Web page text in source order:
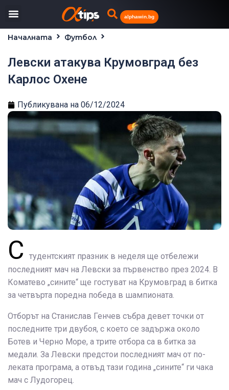
alphawin.bg
Началната
Футбол
Левски атакува Крумовград без
Карлос Охене
Публикувана на 06/12/2024
С
тудентският празник в неделя ще отбележи
последният мач на Левски за първенство през 2024. В
Коматево „сините“ ще гостуват на Крумовград в битка
за четвърта поредна победа в шампионата.
Отборът на Станислав Генчев събра девет точки от
последните три двубоя, с което се задържа около
Ботев и Черно Море, а трите отбора са в битка за
медали. За Левски предстои последният мач от по-
леката програма, а отвъд тази година „сините“ ги чака
мач с Лудогорец.